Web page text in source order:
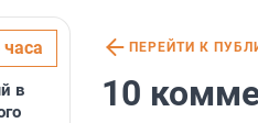
часа
в
ПЕРЕЙТИ К
10